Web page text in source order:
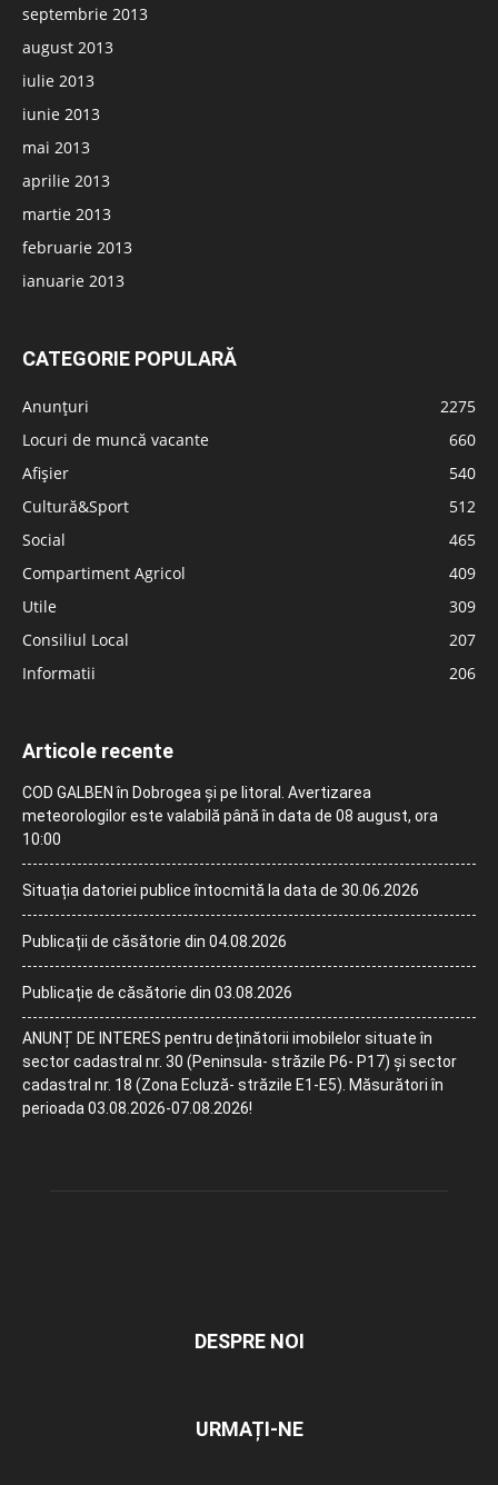
septembrie 2013
august 2013
iulie 2013
iunie 2013
mai 2013
aprilie 2013
martie 2013
februarie 2013
ianuarie 2013
CATEGORIE POPULARĂ
Anunțuri
2275
Locuri de muncă vacante
660
Afișier
540
Cultură&Sport
512
Social
465
Compartiment Agricol
409
Utile
309
Consiliul Local
207
Informatii
206
Articole recente
COD GALBEN în Dobrogea și pe litoral. Avertizarea
meteorologilor este valabilă până în data de 08 august, ora
10:00
Situația datoriei publice întocmită la data de 30.06.2026
Publicații de căsătorie din 04.08.2026
Publicație de căsătorie din 03.08.2026
ANUNȚ DE INTERES pentru deținătorii imobilelor situate în
sector cadastral nr. 30 (Peninsula- străzile P6- P17) și sector
cadastral nr. 18 (Zona Ecluză- străzile E1-E5). Măsurători în
perioada 03.08.2026-07.08.2026!
DESPRE NOI
URMAȚI-NE